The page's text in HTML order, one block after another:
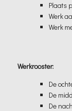
Plaats
Werk
Werk
Werkrooster:
De
De
De